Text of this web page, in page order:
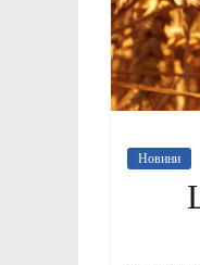
Новини